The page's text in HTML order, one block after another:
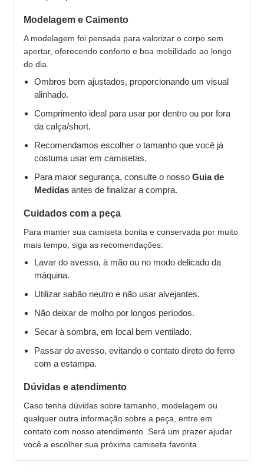
Modelagem e Caimento
A modelagem foi pensada para valorizar o corpo sem
apertar, oferecendo conforto e boa mobilidade ao longo
do dia.
Ombros bem ajustados, proporcionando um visual
alinhado.
Comprimento ideal para usar por dentro ou por fora
da calça/short.
Recomendamos escolher o tamanho que você já
costuma usar em camisetas.
Para maior segurança, consulte o nosso Guia de
Medidas antes de finalizar a compra.
Cuidados com a peça
Para manter sua camiseta bonita e conservada por muito
mais tempo, siga as recomendações:
Lavar do avesso, à mão ou no modo delicado da
máquina.
Utilizar sabão neutro e não usar alvejantes.
Não deixar de molho por longos períodos.
Secar à sombra, em local bem ventilado.
Passar do avesso, evitando o contato direto do ferro
com a estampa.
Dúvidas e atendimento
Caso tenha dúvidas sobre tamanho, modelagem ou
qualquer outra informação sobre a peça, entre em
contato com nosso atendimento. Será um prazer ajudar
você a escolher sua próxima camiseta favorita.